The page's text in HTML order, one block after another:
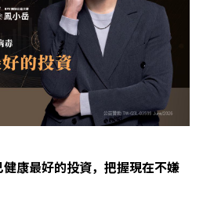
康最好的投資，把握現在不嫌